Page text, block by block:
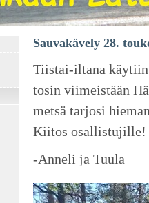
Sauvakävely 28.
Tiistai-iltana käytiin
tosin viimeistään
metsä tarjosi
Kiitos osallistujille!
-Anneli ja Tuula